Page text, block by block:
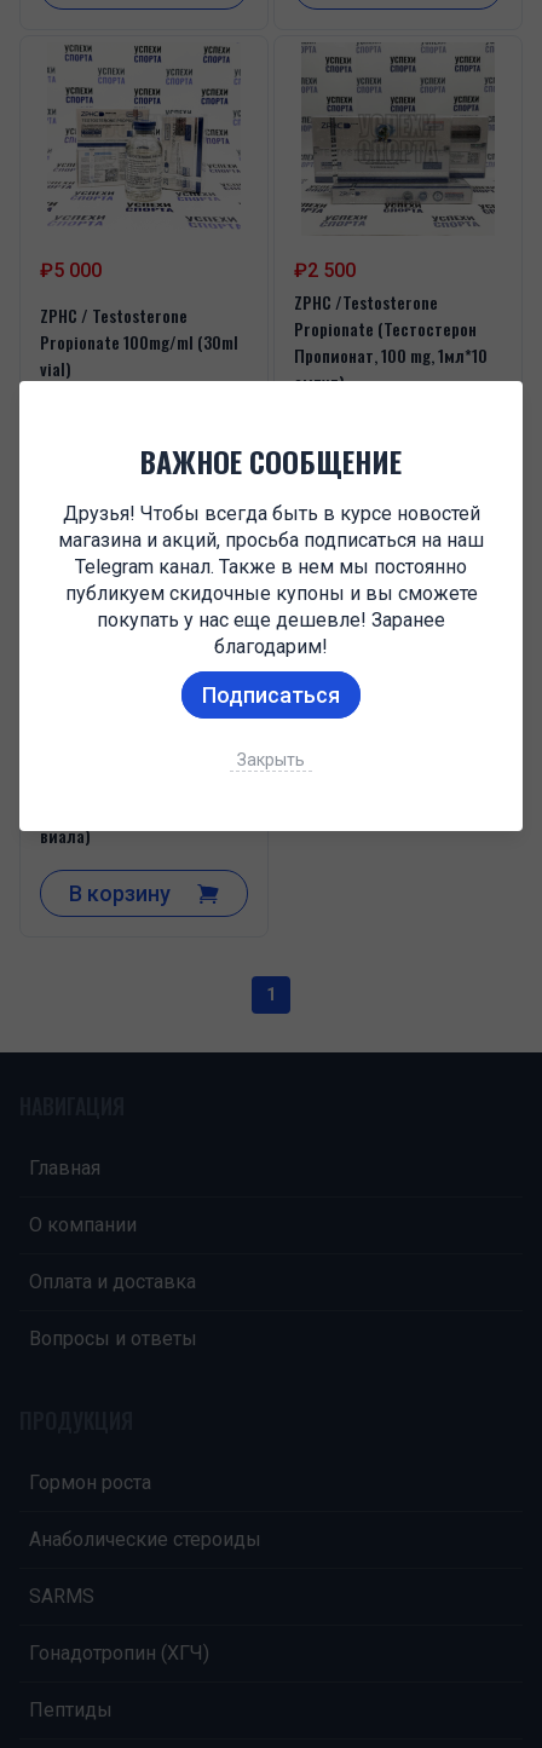
ВАЖНОЕ СООБЩЕНИЕ
Друзья! Чтобы всегда быть в курсе новостей
магазина и акций, просьба подписаться на наш
Telegram канал. Также в нем мы постоянно
публикуем скидочные купоны и вы сможете
покупать у нас еще дешевле! Заранее
благодарим!
Подписаться
Закрыть
₽5 000
ZPHC / Testosterone
Propionate 100mg/ml (30ml
vial)
₽2 500
ZPHC /Testosterone
Propionate (Тестостерон
Пропионат, 100 mg, 1мл*10
ампул)
GERTH / TESTOGER-P - 100mg
виала)
В корзину
1
Главная
О компании
Оплата и доставка
Вопросы и ответы
Гормон роста
Анаболические стероиды
SARMS
Гонадотропин (ХГЧ)
Пептиды